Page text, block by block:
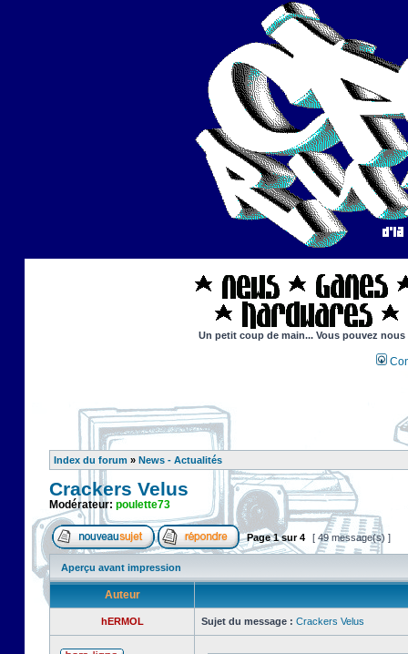
Un petit coup de main... Vous pouvez
Index du forum » News - Actualités
Crackers Velus
Modérateur: poulette73
Page1sur4 [ 49 message(s) ]
Aperçu avant impression
Auteur
hERMOL Sujet du message : Crackers Velus